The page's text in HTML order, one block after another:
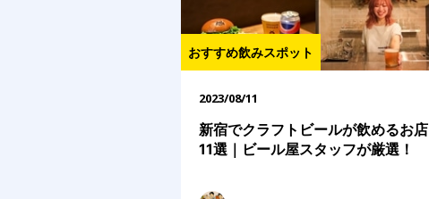
おすすめ飲みスポット
2023/08/11
新宿でクラフトビールが飲めるお店
11選｜ビール屋スタッフが厳選！